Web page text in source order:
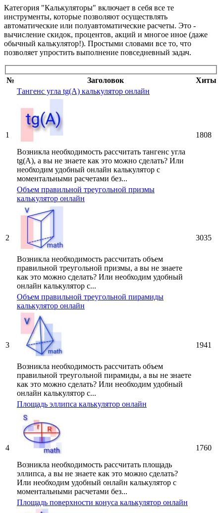
Категория "Калькуляторы" включает в себя все те
инструменты, которые позволяют осуществлять
автоматические или полуавтоматические расчеты. Это -
вычисление скидок, процентов, акций и многое иное (даже
обычный калькулятор!). Простыми словами все то, что
позволяет упростить выполнение повседневный задач.
№ Заголовок Хиты
1
Тангенс угла tg(A) калькулятор онлайн
Возникла необходимость рассчитать тангенс угла
tg(A), а вы не знаете как это можно сделать? Или
необходим удобный онлайн калькулятор с
моментальными расчетами без...
1808
2
Объем правильной треугольной призмы
калькулятор онлайн
Возникла необходимость рассчитать объем
правильной треугольной призмы, а вы не знаете
как это можно сделать? Или необходим удобный
онлайн калькулятор с...
3035
3
Объем правильной треугольной пирамиды
калькулятор онлайн
Возникла необходимость рассчитать объем
правильной треугольной пирамиды, а вы не знаете
как это можно сделать? Или необходим удобный
онлайн калькулятор с...
1941
4
Площадь эллипса калькулятор онлайн
Возникла необходимость рассчитать площадь
эллипса, а вы не знаете как это можно сделать?
Или необходим удобный онлайн калькулятор с
моментальными расчетами без...
1760
Площадь поверхности конуса калькулятор онлайн